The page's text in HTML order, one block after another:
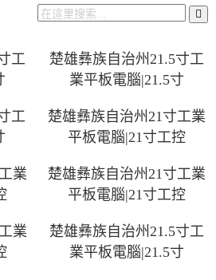
工
楚雄彝族自治州21.5寸工
業平板電腦|21.5寸
工
楚雄彝族自治州21寸工業
平板電腦|21寸工控
業
楚雄彝族自治州21寸工業
平板電腦|21寸工控
業
楚雄彝族自治州21.5寸工
業平板電腦|21.5寸